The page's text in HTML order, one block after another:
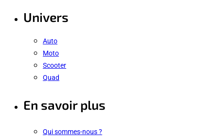
Univers
Auto
Moto
Scooter
Quad
En savoir plus
Qui sommes-nous ?